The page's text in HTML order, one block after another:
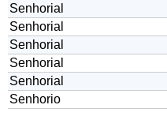
Senhorial
Senhorial
Senhorial
Senhorial
Senhorial
Senhorio